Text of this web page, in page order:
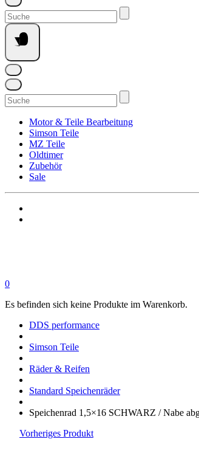
Suchen
nach:
Suchen
nach:
Motor & Teile Bearbeitung
Simson Teile
MZ Teile
Oldtimer
Zubehör
Sale
0
Es befinden sich keine Produkte im Warenkorb.
DDS performance
Simson Teile
Räder & Reifen
Standard Speichenräder
Speichenrad 1,5×16 SCHWARZ / Nabe
Vorheriges Produkt